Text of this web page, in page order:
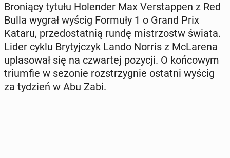
Bro­nią­cy tytułu Ho­len­der Max Ver­stap­pen z Red
Bulla wygrał wyścig Formuły 1 o Grand Prix
Kataru, przed­ostat­nią rundę mi­strzostw świata.
Lider cyklu Bry­tyj­czyk Lando Norris z McLa­re­na
upla­so­wał się na czwar­tej pozycji. O koń­co­wym
trium­fie w sezonie roz­strzy­gnie ostatni wyścig
za tydzień w Abu Zabi.